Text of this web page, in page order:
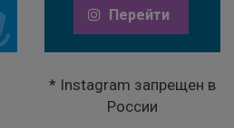
Перейти
* Instagram запрещен в
России